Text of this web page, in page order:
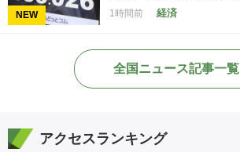
NEW 1時間前 経済
全国ニュース記事一覧
アクセスランキング